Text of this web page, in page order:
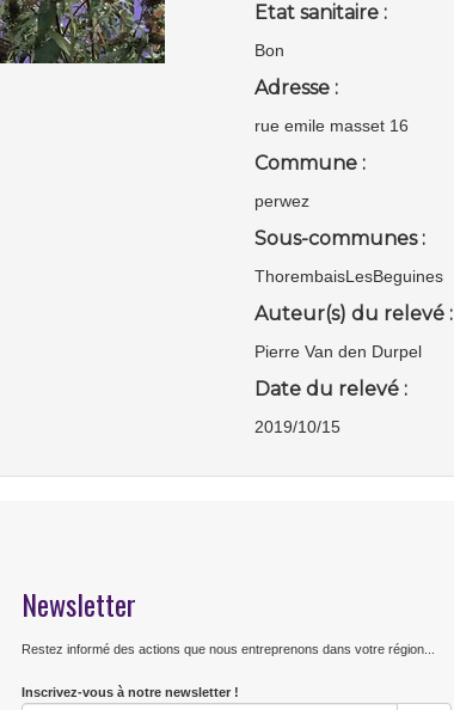
Etat sanitaire :
Bon
Adresse :
rue emile masset 16
Commune :
perwez
Sous-communes :
ThorembaisLesBeguines
Auteur(s) du relevé :
Pierre Van den Durpel
Date du relevé :
2019/10/15
Newsletter
Restez informé des actions que nous entreprenons dans votre région...
Inscrivez-vous à notre newsletter !